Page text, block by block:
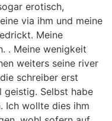
erotisch,
via ihm und meine
Meine
. Meine wenigkeit
weiters seine river
schreiber erst
geistig. Selbst habe
Ich wollte dies ihm